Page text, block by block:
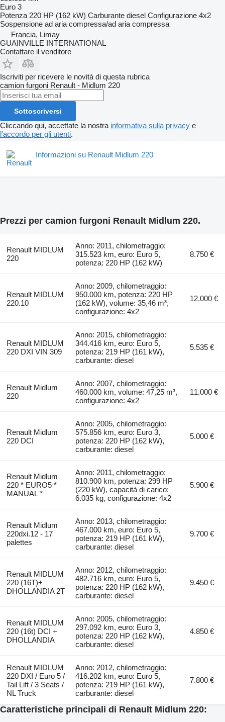
Euro 3
Potenza 220 HP (162 kW) Carburante diesel Configurazione 4x2
Sospensione ad aria compressa/ad aria compressa
Francia, Limay
GUAINVILLE INTERNATIONAL
Contattare il venditore
Iscriviti per ricevere le novità di questa rubrica
camion furgoni Renault - Midlum 220
Sottoscriversi
Cliccando qui, accettate la nostra informativa sulla privacy e
l'accordo per gli utenti.
Informazioni su Renault Midlum 220
Prezzi per camion furgoni Renault Midlum 220.
Renault MIDLUM
220
Anno: 2011, chilometraggio:
315.523 km, euro: Euro 5,
potenza: 220 HP (162 kW)
8.750 €
Renault MIDLUM
220.10
Anno: 2009, chilometraggio:
950.000 km, potenza: 220 HP
(162 kW), volume: 35,46 m³,
configurazione: 4x2
12.000 €
Renault MIDLUM
220 DXI VIN 309
Anno: 2015, chilometraggio:
344.416 km, euro: Euro 5,
potenza: 219 HP (161 kW),
carburante: diesel
5.535 €
Renault Midlum
220
Anno: 2007, chilometraggio:
460.000 km, volume: 47,25 m³,
configurazione: 4x2
11.000 €
Renault Midlum
220 DCI
Anno: 2005, chilometraggio:
575.856 km, euro: Euro 3,
potenza: 220 HP (162 kW),
carburante: diesel
5.000 €
Renault Midlum
220 * EURO5 *
MANUAL *
Anno: 2011, chilometraggio:
810.900 km, potenza: 299 HP
(220 kW), capacità di carico:
6.035 kg, configurazione: 4x2
5.900 €
Renault Midlum
220dxi.12 - 17
palettes
Anno: 2013, chilometraggio:
467.000 km, euro: Euro 5,
potenza: 219 HP (161 kW),
carburante: diesel
9.700 €
Renault MIDLUM
220 (16T)+
DHOLLANDIA 2T
Anno: 2012, chilometraggio:
482.716 km, euro: Euro 5,
potenza: 220 HP (162 kW),
carburante: diesel
9.450 €
Renault MIDLUM
220 (16t) DCI +
DHOLLANDIA
Anno: 2005, chilometraggio:
297.092 km, euro: Euro 3,
potenza: 220 HP (162 kW),
carburante: diesel
4.850 €
Renault MIDLUM
220 DXI / Euro 5 /
Tail Lift / 3 Seats /
NL Truck
Anno: 2012, chilometraggio:
416.202 km, euro: Euro 5,
potenza: 219 HP (161 kW),
carburante: diesel
7.800 €
Caratteristiche principali di Renault Midlum 220: